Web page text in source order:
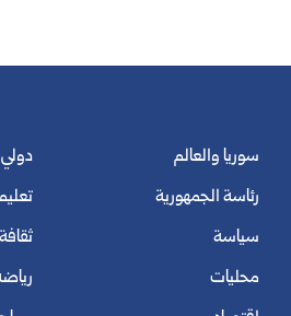
سوريا والعالم
رئاسة الجمهورية
سياسة
محليات
دولي